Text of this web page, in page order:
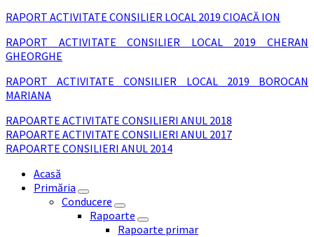
RAPORT ACTIVITATE CONSILIER LOCAL 2019 CIOACĂ ION
RAPORT ACTIVITATE CONSILIER LOCAL 2019 CHERAN
GHEORGHE
RAPORT ACTIVITATE CONSILIER LOCAL 2019 BOROCAN
MARIANA
RAPOARTE ACTIVITATE CONSILIERI ANUL 2018
RAPOARTE ACTIVITATE CONSILIERI ANUL 2017
RAPOARTE CONSILIERI ANUL 2014
Acasă
Primăria
Conducere
Rapoarte
Rapoarte primar